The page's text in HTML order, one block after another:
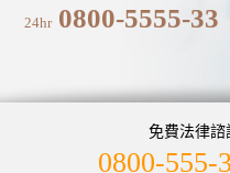
24hr 0800-5555-33
免費法律諮
0800-555-